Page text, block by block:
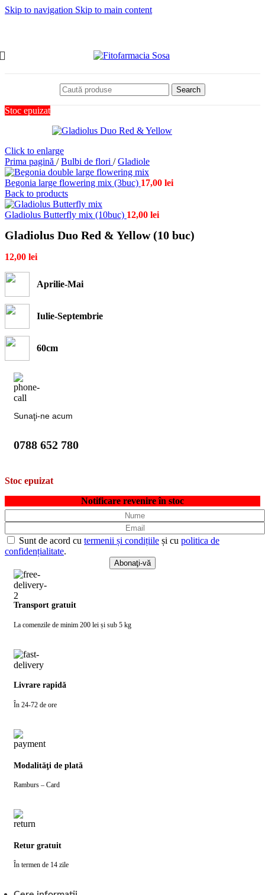
Skip to navigation Skip to main content
Search
Stoc epuizat
Click to enlarge
Prima pagină / Bulbi de flori / Gladiole
Begonia large flowering mix (3buc) 17,00 lei
Back to products
Gladiolus Butterfly mix (10buc) 12,00 lei
Gladiolus Duo Red & Yellow (10 buc)
12,00 lei
Aprilie-Mai
Iulie-Septembrie
60cm
Sunaţi-ne acum
0788 652 780
Stoc epuizat
Notificare revenire în stoc
Sunt de acord cu termenii și condițiile și cu politica de
confidențialitate.
Transport gratuit
La comenzile de minim 200 lei și sub 5 kg
Livrare rapidă
În 24-72 de ore
Modalităţi de plată
Ramburs – Card
Retur gratuit
În termen de 14 zile